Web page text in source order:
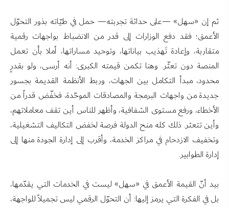
ثم إن «سهل» —على حداثة تجربته— حمل في طيّاته بذور التحوّل
الأعمق؛ فقد دفع الوزارات إلى قدر من الانضباط بواجهات رقمية
متقاربة، وإعادة تَهذيب بياناتها، وتوحيد مساراتها، أملا بأن تعمل
المنصة دون تعثّر. وهنا تكمن قيمته الكبرى: أنه أرسى، ولو بقدرٍ
محدود، مبدأ التكامل بين الجهات، وربط الأنظمة القديمة بجسور
جديدة من واجهات البرمجة والمصادقات الموحّدة، فخفّض قدراً من
الأخطاء، ورفع مستوى الشفافية، وأظهر للناس أين تقف معاملاتهم،
وأين تتعثر. ذلك كله منح الدولة فرصة لخفض التكاليف التشغيلية،
وتخفيف الازدحام في مراكز الخدمة، وأقرب إلى إدارة الجودة منها إلى
إدارة الطوابير.
بيد أنّ القيمة الأعمق في «سهل» ليست في الخدمات التي يقدّمها،
بل في الفكرة التي يرمز إليها: أن التحوّل الرقمي ليس تجميلاً للواجهة،